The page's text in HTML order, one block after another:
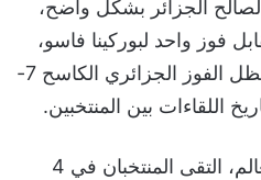
لصالح الجزائر بشكل واضح،
مقابل فوز واحد لبوركينا فاسو،
وانتهت مباراتان بالتعادل. ويظل الفوز الجزائري الكاسح 7-
وفي إطار تصفيات كأس العالم، التقى المنتخبان في 4